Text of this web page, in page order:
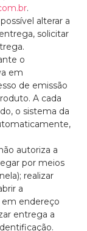
.
alterar a
solicitar
o
em
de emissão
A cada
o sistema da
autoriza a
por meios
realizar
a
endereço
entrega a